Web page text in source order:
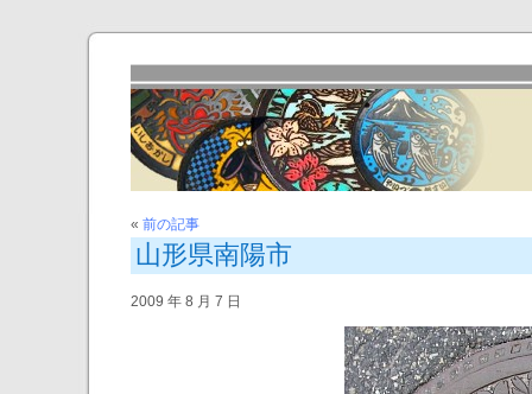
« 前の記事
山形県南陽市
2009 年 8 月 7 日